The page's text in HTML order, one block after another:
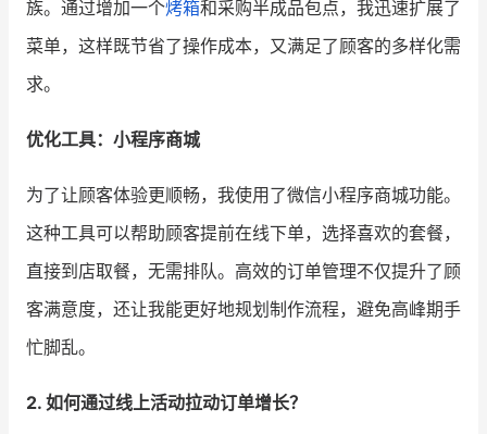
族。通过增加一个烤箱和采购半成品包点，我迅速扩展了
菜单，这样既节省了操作成本，又满足了顾客的多样化需
求。
优化工具：小程序商城
为了让顾客体验更顺畅，我使用了微信小程序商城功能。
这种工具可以帮助顾客提前在线下单，选择喜欢的套餐，
直接到店取餐，无需排队。高效的订单管理不仅提升了顾
客满意度，还让我能更好地规划制作流程，避免高峰期手
忙脚乱。
2. 如何通过线上活动拉动订单增长？